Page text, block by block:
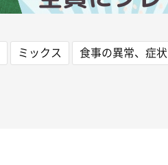
ミックス 食事の異常、症状